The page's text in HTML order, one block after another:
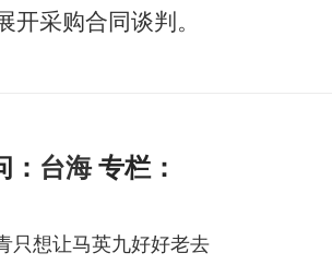
开采购合同谈判。
台海专栏：
只想让马英九好好老去